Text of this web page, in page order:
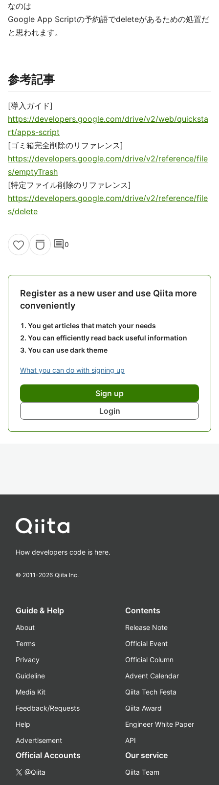
なのは
Google App Scriptの予約語でdeleteがあるための処置だ
と思われます。
参考記事
[導入ガイド]
https://developers.google.com/drive/v2/web/quicksta
rt/apps-script
[ゴミ箱完全削除のリファレンス]
https://developers.google.com/drive/v2/reference/file
s/emptyTrash
[特定ファイル削除のリファレンス]
https://developers.google.com/drive/v2/reference/file
s/delete
comment0
Register as a new user and use Qiita more
conveniently
You get articles that match your needs
You can efficiently read back useful information
You can use dark theme
What you can do with signing up
Sign up
Login
How developers code is here.
© 2011-2026 Qiita Inc.
Guide & Help
About
Terms
Privacy
Guideline
Media Kit
Feedback/Requests
Help
Advertisement
Contents
Release Note
Official Event
Official Column
Advent Calendar
Qiita Tech Festa
Qiita Award
Engineer White Paper
API
Official Accounts
@Qiita
Our service
Qiita Team